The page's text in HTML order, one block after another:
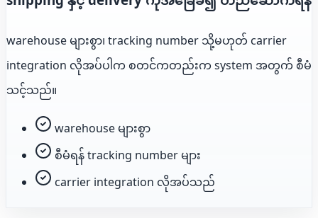
warehouse များစွာ၊ tracking number သို့မဟုတ် carrier
integration လိုအပ်ပါက စတင်ကတည်းက system အတွက် စီမံ
သင့်သည်။
warehouse များစွာ
စီမံရန် tracking number များ
carrier integration လိုအပ်သည်